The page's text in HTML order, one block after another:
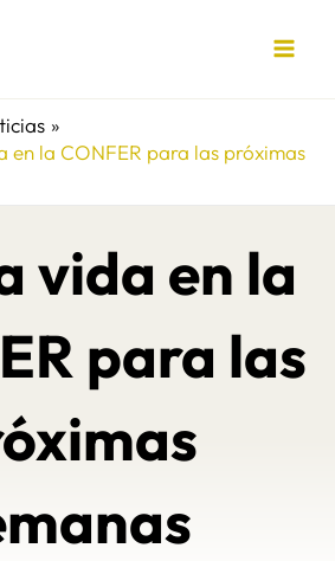
en la CONFER para las próximas
vida en la
para las